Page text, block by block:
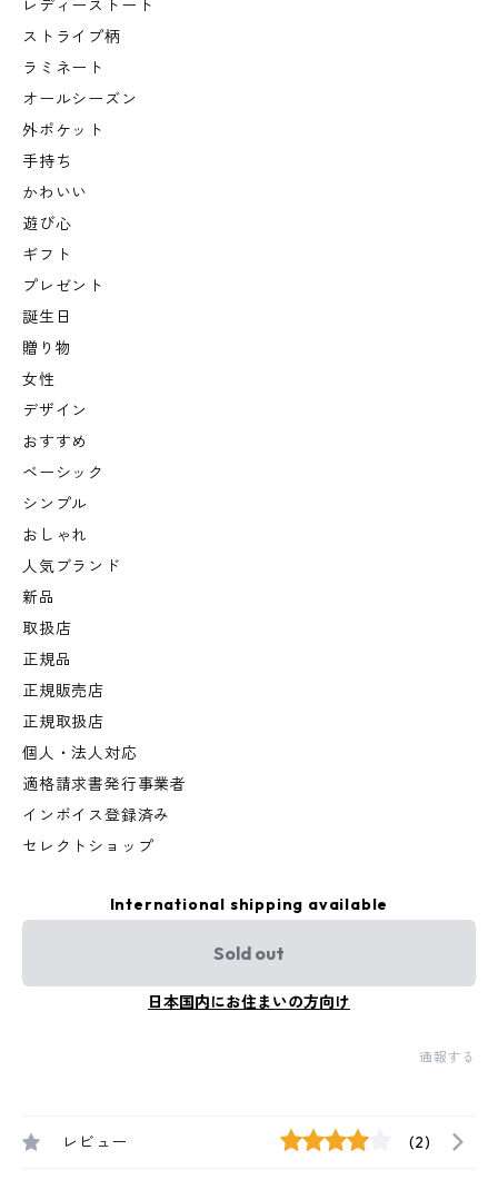
レディーストート
ストライプ柄
ラミネート
オールシーズン
外ポケット
手持ち
かわいい
遊び心
ギフト
プレゼント
誕生日
贈り物
女性
デザイン
おすすめ
ベーシック
シンプル
おしゃれ
人気ブランド
新品
取扱店
正規品
正規販売店
正規取扱店
個人・法人対応
適格請求書発行事業者
インボイス登録済み
セレクトショップ
International shipping available
Sold out
日本国内にお住まいの方向け
通報する
レビュー (2)